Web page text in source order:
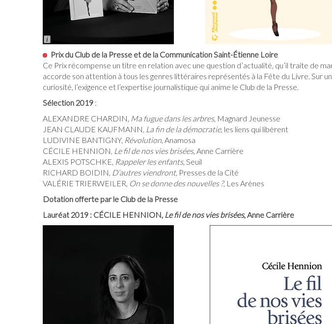
Description
Prix du Club de la Presse et de la Communication Saint-Étienne Loire
Ce Prix récompense un titre en relation avec une question d’actualité, qu’il traite de
accorde son attention à tous les genres littéraires représentés à la Fête du Livre. Sur
curiosité, l’exigence et l’expertise journalistique qui anime le Club de la Presse.
Sélection 2019 :
ALEXANDRE CHARDIN, Ma fugue dans les arbres, Magnard Jeunesse
JEAN CLAUDE KAUFMANN, La fin de la démocratie, les liens qui libèrent
LUDIVINE BANTIGNY, Révolution, Anamosa
CÉCILE HENNION, Le fil de nos vies brisées, Anne Carrière
ALEXIS POTSCHKE, Rappeler les enfants, Seuil
RICHARD BOIDIN, D’autres viendront, Presses de la Cité
VALÉRIE TRIERWEILER, On se donne des nouvelles ?, Les Arènes
Dotation offerte par le Club de la Presse
Lauréat 2019 : CÉCILE HENNION, Le fil de nos vies brisées, Anne Carrière